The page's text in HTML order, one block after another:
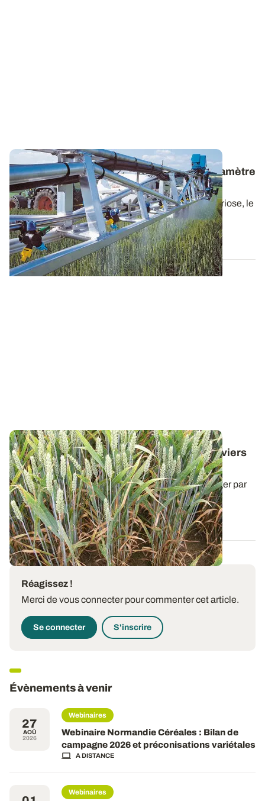
Protection des épis : le volume/ha, un paramètre
plus déterminant que le type de buses
Pour améliorer l’efficacité des traitements anti-fusariose, le
choix de buses qui offrent...
14 MAI 2020
Maladies des céréales : activer tous les leviers
agronomiques pour gérer le risque
Le recours aux produits phytosanitaires peut s'alléger par
une approche agronomique...
12 AOÛT 2021
Réagissez !
Merci de vous connecter pour commenter cet article.
Se connecter S'inscrire
Évènements à venir
27
AOÛ
2026
Webinaires
Webinaire Normandie Céréales : Bilan de
campagne 2026 et préconisations variétales
A DISTANCE
Webinaires